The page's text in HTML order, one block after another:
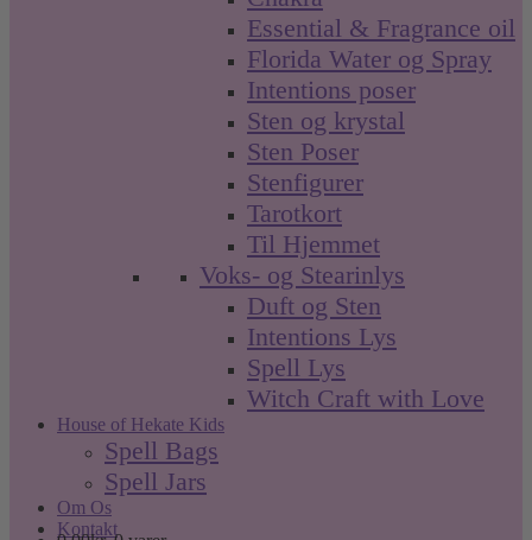
Essential & Fragrance oil
Florida Water og Spray
Intentions poser
Sten og krystal
Sten Poser
Stenfigurer
Tarotkort
Til Hjemmet
Voks- og Stearinlys
Duft og Sten
Intentions Lys
Spell Lys
Witch Craft with Love
House of Hekate Kids
Spell Bags
Spell Jars
Om Os
Kontakt